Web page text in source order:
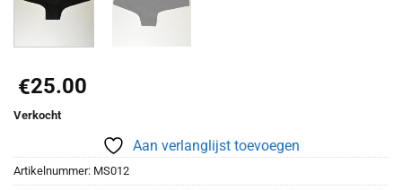
€25.00
Verkocht
Aan verlanglijst toevoegen
Artikelnummer: MS012